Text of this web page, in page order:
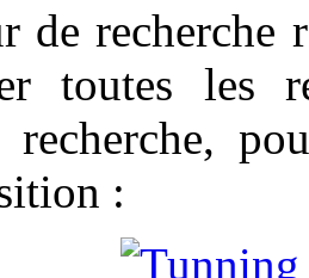
de recherche
toutes les
: